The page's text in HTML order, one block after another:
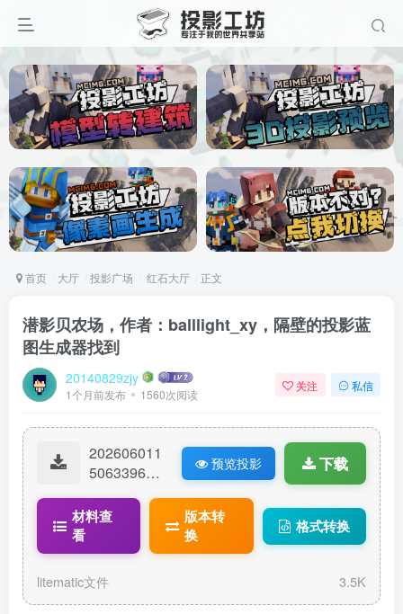
首页 大厅 投影广场 红石大厅 正文
潜影贝农场，作者：balllight_xy，隔壁的投影蓝
图生成器找到
20140829zjy
1个月前发布 1560次阅读
关注 私信
202606011
50633967-
0投影_130
预览投影 下载
材料查
看
版本转
换
格式转换
litematic文件 3.5K